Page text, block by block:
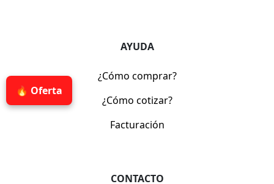
🔥 Oferta
AYUDA
¿Cómo comprar?
¿Cómo cotizar?
Facturación
CONTACTO